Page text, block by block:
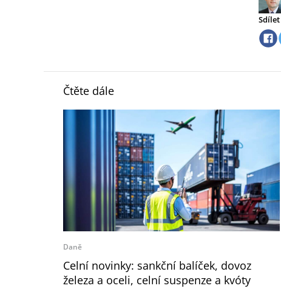
Sdílet
Čtěte dále
Daně
Celní novinky: sankční balíček, dovoz
železa a oceli, celní suspenze a kvóty